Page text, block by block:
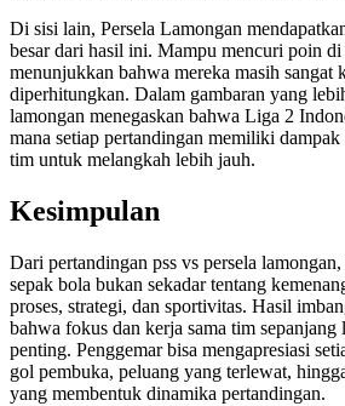
Di sisi lain, Persela Lamongan
besar dari hasil ini. Mampu mencuri poin
menunjukkan bahwa mereka masih sangat
diperhitungkan. Dalam gambaran yang
lamongan menegaskan bahwa Liga 2
mana setiap pertandingan memiliki
tim untuk melangkah lebih jauh.
Kesimpulan
Dari pertandingan pss vs persela
sepak bola bukan sekadar tentang
proses, strategi, dan sportivitas. Hasil
bahwa fokus dan kerja sama tim sepanjang
penting. Penggemar bisa mengapresiasi
gol pembuka, peluang yang terlewat,
yang membentuk dinamika pertandingan.